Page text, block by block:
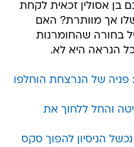
בן אסולין זכאית לקחת
אך מוותרת? האם
בחורה שהחומרנות
הנראה היא לא.
פניה של הנרצחת הוחלפו
והחל ללחוך את
הניסיון להפוך סקס